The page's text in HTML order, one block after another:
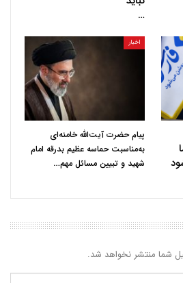
…
اخبار
پیام حضرت آیت‌الله خامنه‌ای
به‌مناسبت حماسه عظیم بدرقه امام
شهید و تبیین مسائل مهم…
شما منتشر نخواهد شد.